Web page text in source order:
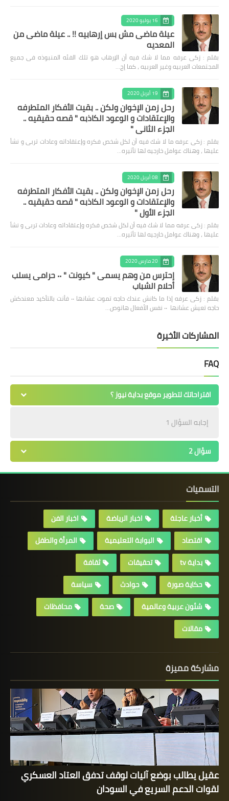
16 يوليو 2020
عيلة ماضى مش بس إرهابيه !! .. عيلة ماضى من
المعديه
بقلم : زكى عرفه مما لا شك فيه أن الإرهاب هو تلك الفئه المنبوذه فى جميع
المجتمعات العربيه وغير العربيه ، كما إج…
19 أبريل 2020
رحل زمن الإخوان ولكن .. بقيت الأفكار المتطرفه
والإعتقادات و الوعود الكاذبه " قصه حقيقيه ..
الجزء الثاني "
بقلم : زكى عرفه ‎ما لا شك فيه أن لكل شخص فكره وإعتقاداته وعادات تربى و نشأ
عليها ، وهناك عوامل خارجيه لها تأثيره…
08 أبريل 2020
رحل زمن الإخوان ولكن .. بقيت الأفكار المتطرفه
والإعتقادات و الوعود الكاذبه " قصه حقيقيه ..
الجزء الأول "
بقلم : زكى عرفه مما لا شك فيه أن لكل شخص فكره وإعتقاداته وعادات تربى و نشأ
عليها ، وهناك عوامل خارجيه لها تأثيره…
20 مارس 2020
إحترس من وهم يسمى " كيونت " ٠٠ حرامى يسلب
أحلام الشباب
بقلم : زكى عرفه ‎إذا ما كانش عندك حاجه تموت عشانها ٠٠ فأنت بالتأكيد معندكش
حاجه تعيش عشانها ٠٠ نفس الأفعال هاتوص…
المشاركات الأخيرة
FAQ
اقتراحاتك لتطوير موقع بداية نيوز ؟
إجابه السؤال 1
سؤال 2
التسميات
أخبار عاجلة اخبار الرياضة
اخبار الفن
اقتصاد
البوابة التعليمية
المرأة والطفل
بداية tv
تحقيقات
ثقافة
حكاية صورة
حوادث
سياسة
شئون عربية وعالمية
صحة
محافظات
مقالات
مشاركة مميزة
عقيل يطالب بوضع آليات لوقف تدفق العتاد العسكري
لقوات الدعم السريع في السودان